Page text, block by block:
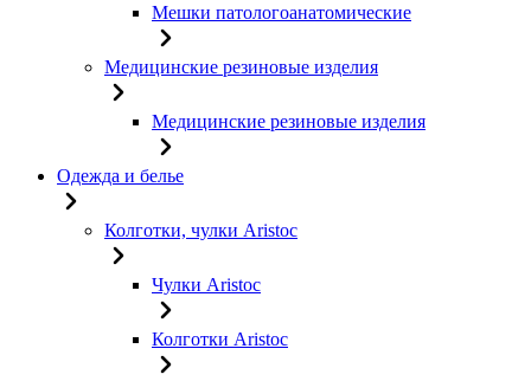
Мешки патологоанатомические
Медицинские резиновые изделия
Медицинские резиновые изделия
Одежда и белье
Колготки, чулки Aristoc
Чулки Aristoc
Колготки Aristoc